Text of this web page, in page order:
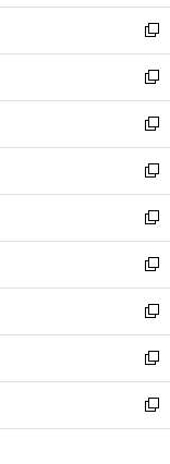
ウ
ィ
ン
ド
ウ
で
開
く
し
い
ウ
ィ
ン
ド
ウ
で
開
く
新
し
い
ウ
ィ
ン
ド
ウ
で
開
く
新
し
い
ウ
ィ
ン
ド
ウ
で
開
く
新
し
い
ウ
ィ
ン
ド
ウ
で
開
く
新
し
い
ウ
ィ
ン
ド
ウ
で
開
く
新
し
い
ウ
ィ
ン
ド
ウ
で
開
新
し
い
ウ
ィ
ン
ド
ウ
新
し
い
ウ
ィ
ン
新
し
い
ウ
新
し